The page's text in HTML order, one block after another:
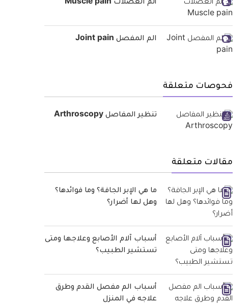
ألم العضلات Muscle pain
الم المفصل Joint pain
فحوصات متعلقة
تنظير المفاصل Arthroscopy
مقالات متعلقة
ما هي الإبر الجافة؟ وما فوائدها؟
وهل لها أضرار؟
أسباب آلام الأصابع وعلاجها ومتى
تستشير الطبيب؟
أسباب الم مفصل القدم وطرق
علاجه في المنزل